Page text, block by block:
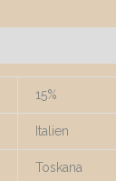
15%
Italien
Toskana